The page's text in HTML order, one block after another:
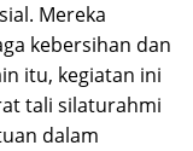
Mereka
kebersihan dan
itu, kegiatan ini
tali silaturahmi
dalam